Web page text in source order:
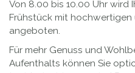
Von 8.00 bis 10.00 Uhr wird
Frühstück mit
angeboten.
Für mehr Genuss und
Aufenthalts können Sie